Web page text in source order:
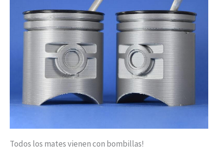
Todos los mates vienen con bombillas!